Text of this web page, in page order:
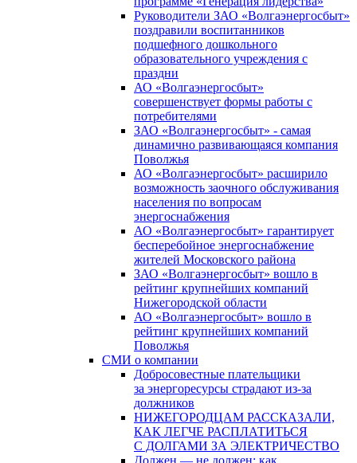
Руководители ЗАО «Волгаэнергосбыт»
поздравили воспитанников
подшефного дошкольного
образовательного учреждения с
праздни
АО «Волгаэнергосбыт»
совершенствует формы работы с
потребителями
ЗАО «Волгаэнергосбыт» - самая
динамично развивающаяся компания
Поволжья
АО «Волгаэнергосбыт» расширило
возможность заочного обслуживания
населения по вопросам
энергоснабжения
АО «Волгаэнергосбыт» гарантирует
бесперебойное энергоснабжение
жителей Московского района
ЗАО «Волгаэнергосбыт» вошло в
рейтинг крупнейших компаний
Нижегородской области
АО «Волгаэнергосбыт» вошло в
рейтинг крупнейших компаний
Поволжья
СМИ о компании
Добросовестные плательщики
за энергоресурсы страдают из-за
должников
НИЖЕГОРОДЦАМ РАССКАЗАЛИ,
КАК ЛЕГЧЕ РАСПЛАТИТЬСЯ
С ДОЛГАМИ ЗА ЭЛЕКТРИЧЕСТВО